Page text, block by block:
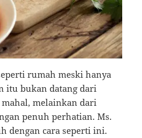
rumah meski hanya
itu bukan datang dari
melainkan dari
penuh perhatian. Ms.
dengan cara seperti ini.